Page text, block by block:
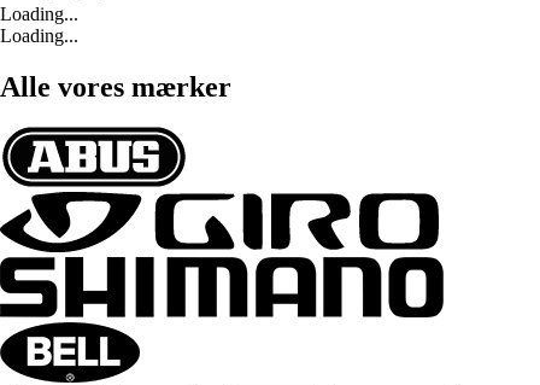
Loading...
Loading...
Alle vores mærker